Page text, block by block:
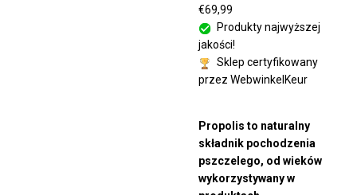
€69,99
Produkty najwyższej
jakości!
Sklep certyfikowany
przez WebwinkelKeur
Propolis to naturalny
składnik pochodzenia
pszczelego, od wieków
wykorzystywany w